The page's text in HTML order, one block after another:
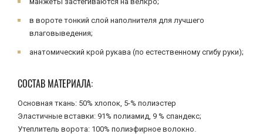
в вороте тонкий слой наполнителя для лучшего
влаговыведения;
анатомический крой рукава (по естественному сгибу руки);
СОСТАВ МАТЕРИАЛА:
Основная ткань: 50% хлопок, 5-% полиэстер
Эластичные вставки: 91% полиамид, 9 % спандекс;
Утеплитель ворота: 100% полиэфирное волокно.